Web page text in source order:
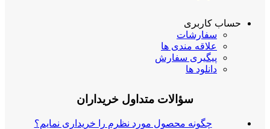
حساب کاربری
سفارشات
علاقه مندی ها
پیگیری سفارش
دانلود ها
سؤالات متداول خریداران
چگونه محصول مورد نظرم را خریداری نمایم؟